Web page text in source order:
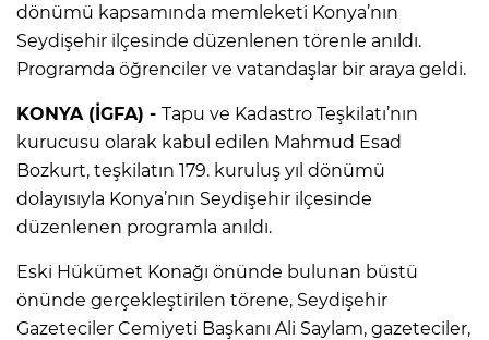
dönümü kapsamında memleketi Konya’nın
Seydişehir ilçesinde düzenlenen törenle anıldı.
Programda öğrenciler ve vatandaşlar bir araya geldi.
KONYA (İGFA) - Tapu ve Kadastro Teşkilatı’nın
kurucusu olarak kabul edilen Mahmud Esad
Bozkurt, teşkilatın 179. kuruluş yıl dönümü
dolayısıyla Konya’nın Seydişehir ilçesinde
düzenlenen programla anıldı.
Eski Hükümet Konağı önünde bulunan büstü
önünde gerçekleştirilen törene, Seydişehir
Gazeteciler Cemiyeti Başkanı Ali Saylam, gazeteciler,